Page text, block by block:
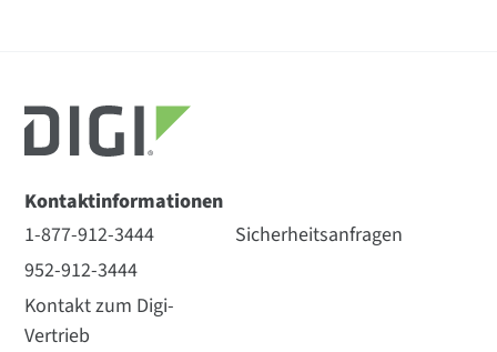
Kontaktinformationen
1-877-912-3444
952-912-3444
Kontakt zum Digi-
Vertrieb
Sicherheitsanfragen